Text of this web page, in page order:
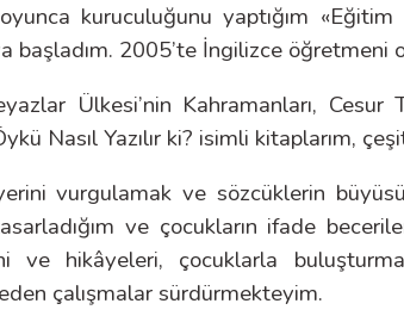
kuruculuğunu yaptığım
başladım. 2005’te İngilizce
Ülkesi’nin Kahramanları,
Nasıl Yazılır ki? isimli kitaplarım,
vurgulamak ve sözcüklerin
ve çocukların ifade
ve hikâyeleri, çocuklarla
çalışmalar sürdürmekteyim.